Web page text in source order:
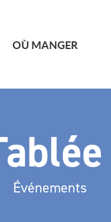
Événements
OÙ MANGER